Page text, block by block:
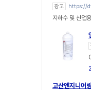
광고 https://
지하수 및 산업
고산엔지니어